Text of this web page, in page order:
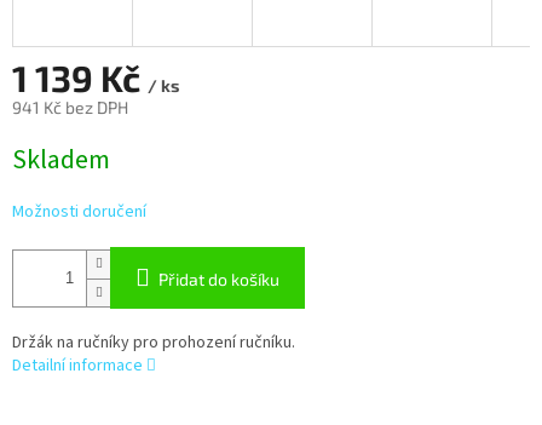
1 139 Kč / ks
941 Kč bez DPH
cena:
Skladem
Možnosti doručení
Přidat do košíku
Držák na ručníky pro prohození ručníku.
Detailní informace